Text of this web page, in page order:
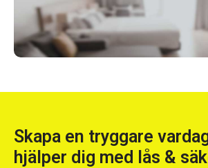
Skapa en tryggare
hjälper dig med lås &